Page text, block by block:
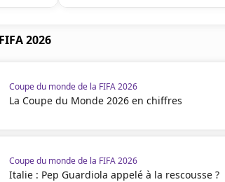
2026
Coupe du monde de la FIFA 2026
La Coupe du Monde 2026 en chiffres
Coupe du monde de la FIFA 2026
Italie : Pep Guardiola appelé à la rescousse ?